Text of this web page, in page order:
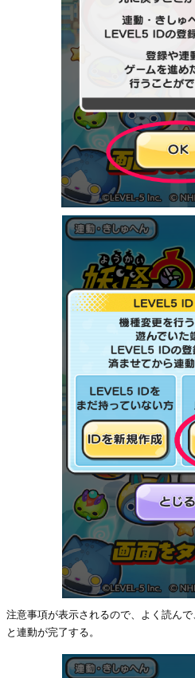
注意事項が表示されるので、よく読ん
と連動が完了する。